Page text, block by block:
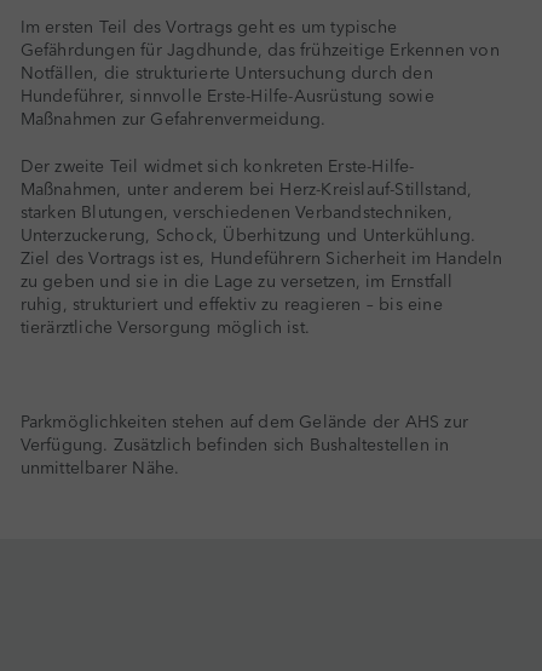
Im ersten Teil des Vortrags geht es um typische
Gefährdungen für Jagdhunde, das frühzeitige Erkennen von
Notfällen, die strukturierte Untersuchung durch den
Hundeführer, sinnvolle Erste-Hilfe-Ausrüstung sowie
Maßnahmen zur Gefahrenvermeidung.
Der zweite Teil widmet sich konkreten Erste-Hilfe-
Maßnahmen, unter anderem bei Herz-Kreislauf-Stillstand,
starken Blutungen, verschiedenen Verbandstechniken,
Unterzuckerung, Schock, Überhitzung und Unterkühlung.
Ziel des Vortrags ist es, Hundeführern Sicherheit im Handeln
zu geben und sie in die Lage zu versetzen, im Ernstfall
ruhig, strukturiert und effektiv zu reagieren – bis eine
tierärztliche Versorgung möglich ist.
Parkmöglichkeiten stehen auf dem Gelände der AHS zur
Verfügung. Zusätzlich befinden sich Bushaltestellen in
unmittelbarer Nähe.